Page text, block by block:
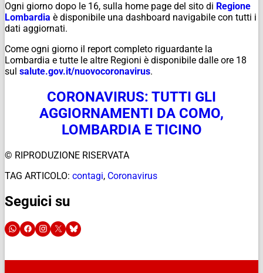
Ogni giorno dopo le 16, sulla home page del sito di Regione
Lombardia è disponibile una dashboard navigabile con tutti i
dati aggiornati.
Come ogni giorno il report completo riguardante la
Lombardia e tutte le altre Regioni è disponibile dalle ore 18
sul salute.gov.it/nuovocoronavirus.
CORONAVIRUS: TUTTI GLI
AGGIORNAMENTI DA COMO,
LOMBARDIA E TICINO
© RIPRODUZIONE RISERVATA
TAG ARTICOLO: contagi, Coronavirus
Seguici su